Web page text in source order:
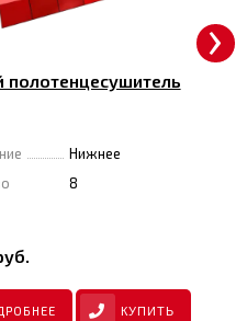
полотенцесушитель
Нижнее
8
КУПИТЬ
›